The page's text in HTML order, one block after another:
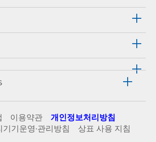
이용약관
개인정보처리방침
기운영·관리방침
상표 사용 지침